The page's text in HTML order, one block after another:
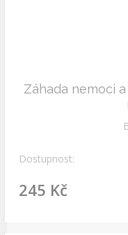
Záhada nemoci
Dostupnost:
245 Kč